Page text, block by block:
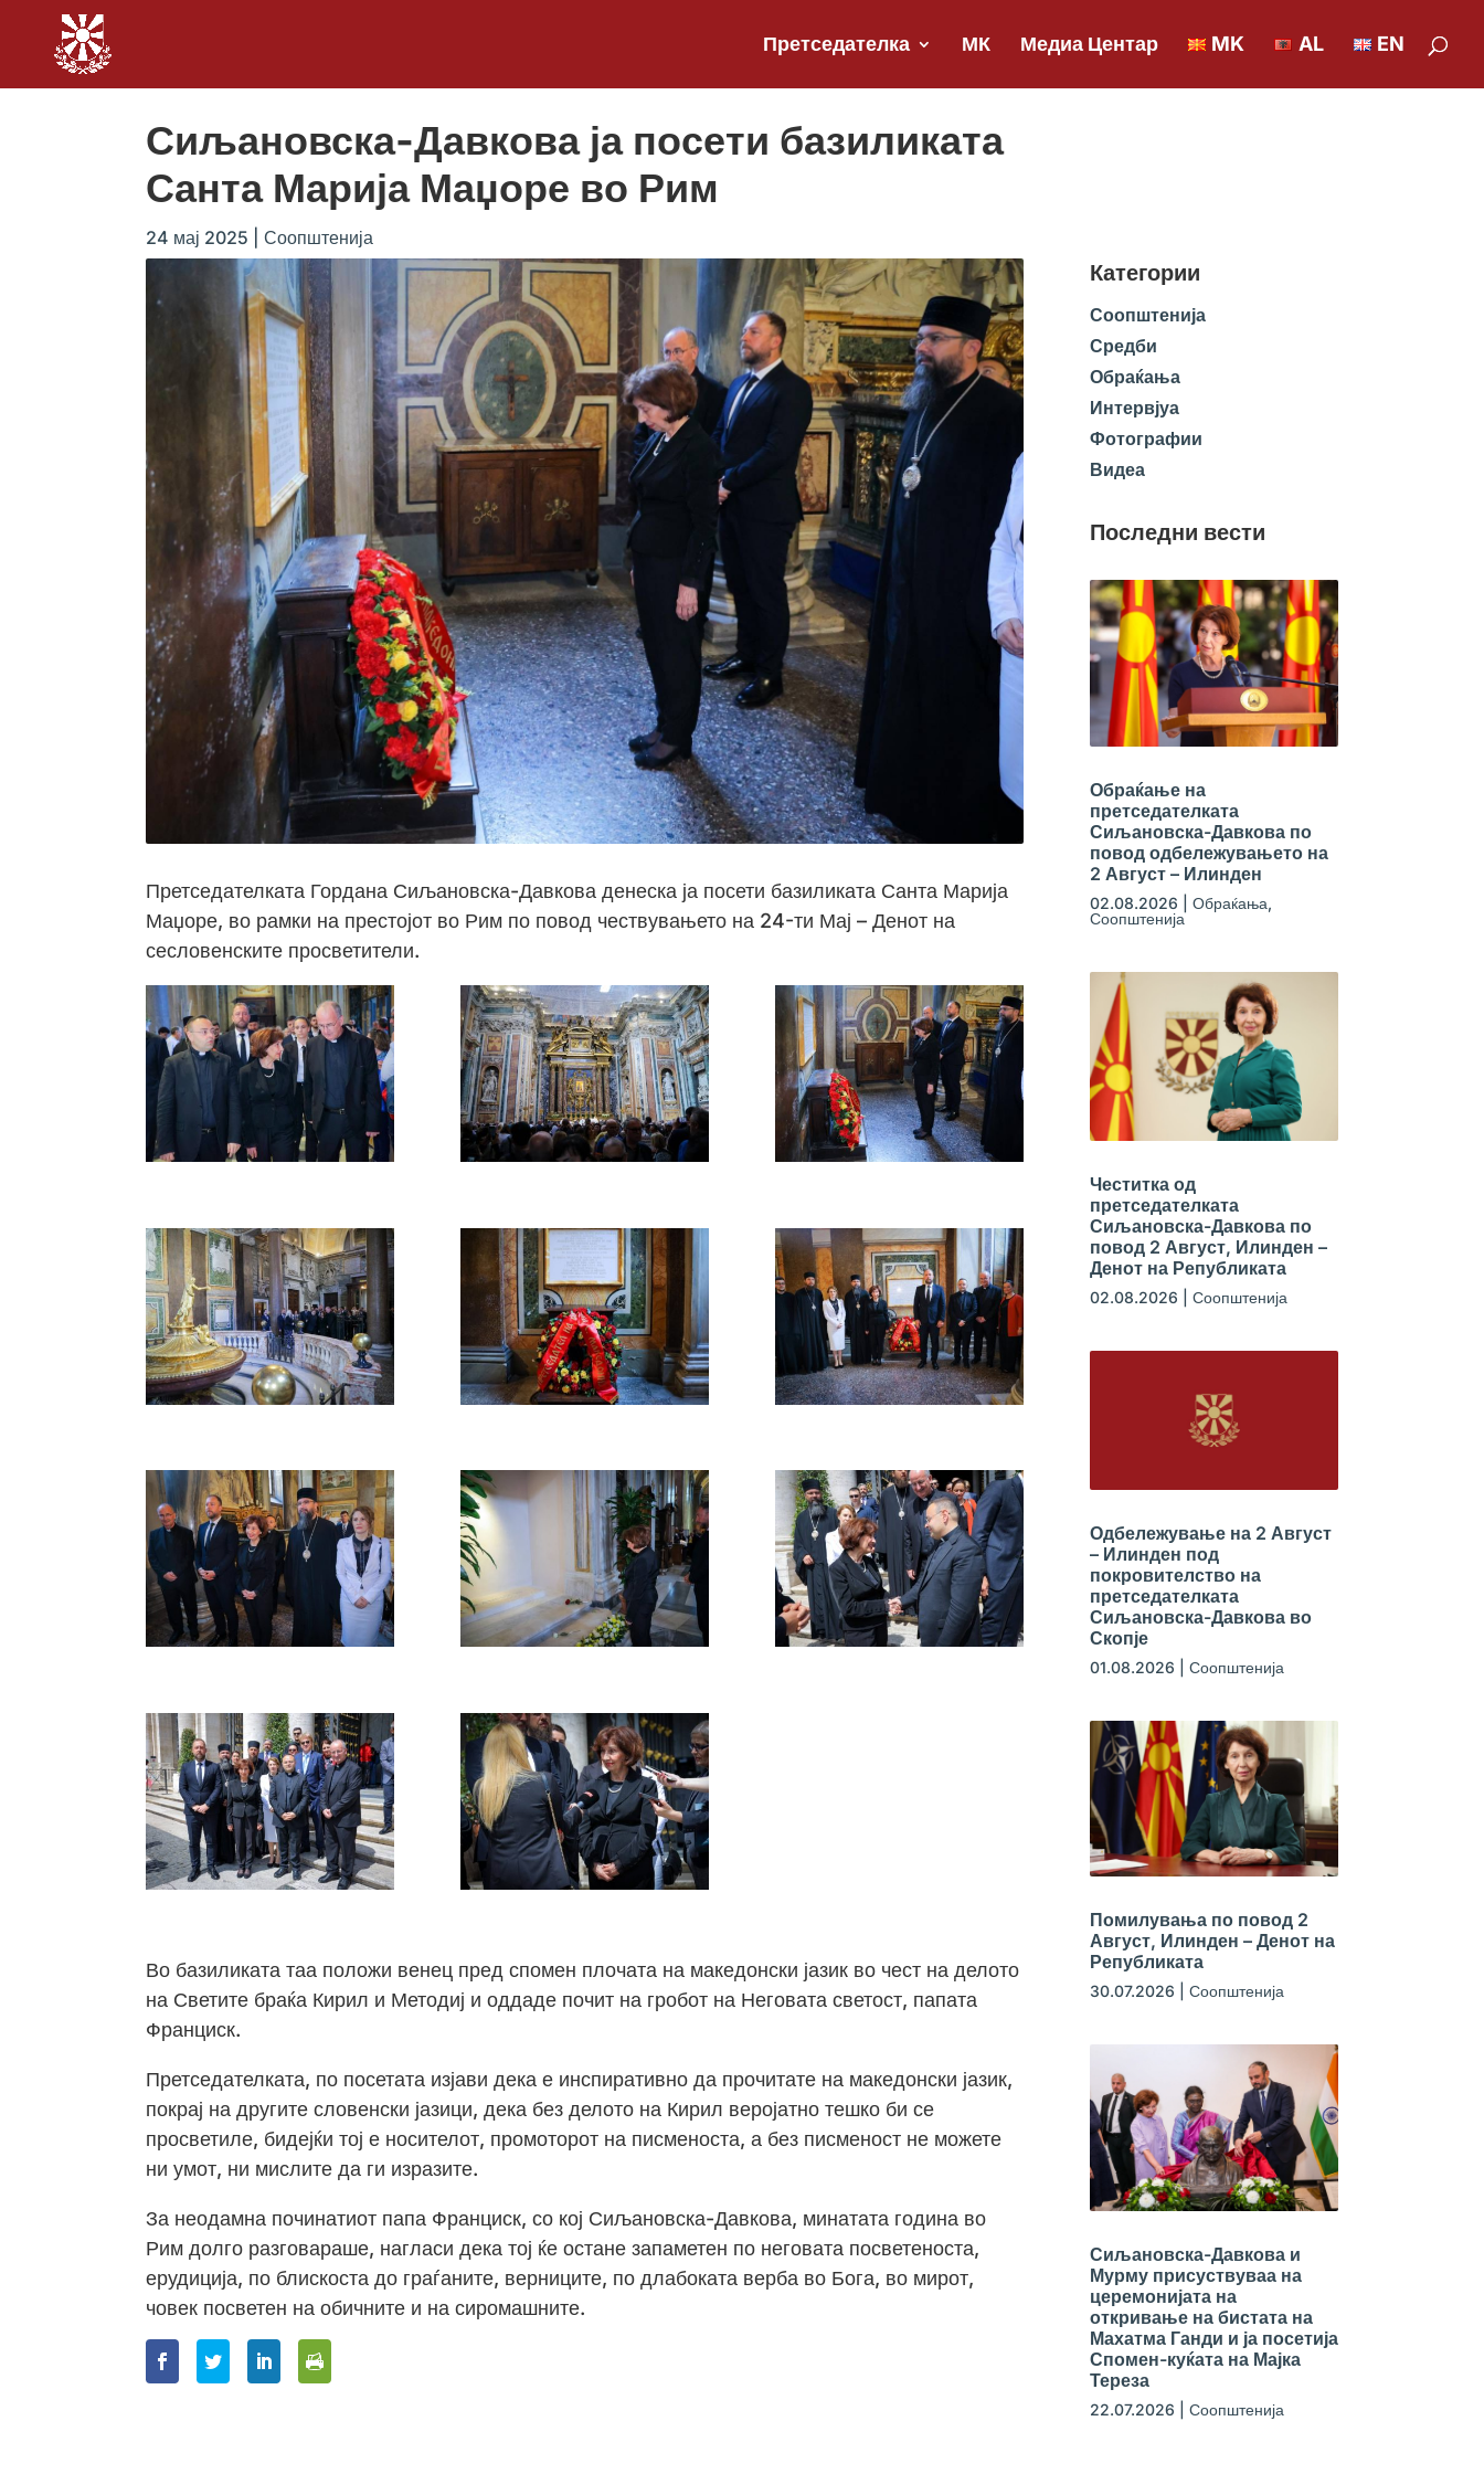
Претседателка МК Медиа Центар MK AL EN
Сиљановска-Давкова ја посети базиликата
Санта Марија Маџоре во Рим
24 мај 2025 Соопштенија
Претседателката Гордана Сиљановска-Давкова денеска ја посети базиликата Санта Марија
Маџоре, во рамки на престојот во Рим по повод чествувањето на 24-ти Мај – Денот на
сесловенските просветители.
Во базиликата таа положи венец пред спомен плочата на македонски јазик во чест на делото
на Светите браќа Кирил и Методиј и оддаде почит на гробот на Неговата светост, папата
Франциск.
Претседателката, по посетата изјави дека е инспиративно да прочитате на македонски јазик,
покрај на другите словенски јазици, дека без делото на Кирил веројатно тешко би се
просветиле, бидејќи тој е носителот, промоторот на писменоста, а без писменост не можете
ни умот, ни мислите да ги изразите.
За неодамна починатиот папа Франциск, со кој Сиљановска-Давкова, минатата година во
Рим долго разговараше, нагласи дека тој ќе остане запаметен по неговата посветеноста,
ерудиција, по блискоста до граѓаните, верниците, по длабоката верба во Бога, во мирот,
човек посветен на обичните и на сиромашните.
Категории
Соопштенија
Средби
Обраќања
Интервјуа
Фотографии
Видеа
Последни вести
Обраќање на
претседателката
Сиљановска-Давкова по
повод одбележувањето на
2 Август – Илинден
02.08.2026 Обраќања,
Соопштенија
Честитка од
претседателката
Сиљановска-Давкова по
повод 2 Август, Илинден –
Денот на Републиката
02.08.2026 Соопштенија
Одбележување на 2 Август
– Илинден под
покровителство на
претседателката
Сиљановска-Давкова во
Скопје
01.08.2026 Соопштенија
Помилувања по повод 2
Август, Илинден – Денот на
Републиката
30.07.2026 Соопштенија
Сиљановска-Давкова и
Мурму присуствуваа на
церемонијата на
откривање на бистата на
Махатма Ганди и ја посетија
Спомен-куќата на Мајка
Тереза
22.07.2026 Соопштенија